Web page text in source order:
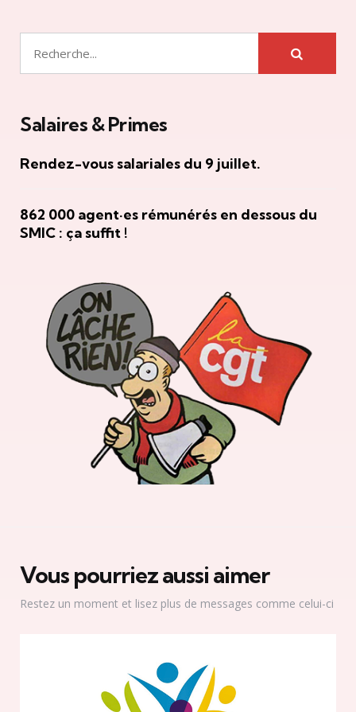
Salaires & Primes
Rendez-vous salariales du 9 juillet.
862 000 agent·es rémunérés en dessous du
SMIC : ça suffit !
Vous pourriez aussi aimer
Restez un moment et lisez plus de messages comme celui-ci